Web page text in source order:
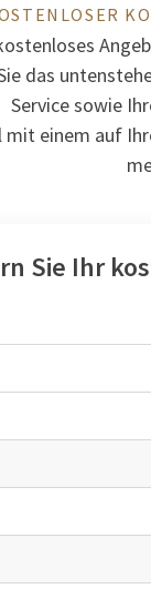
das
Service sowie
mit einem auf
Sie Ihr